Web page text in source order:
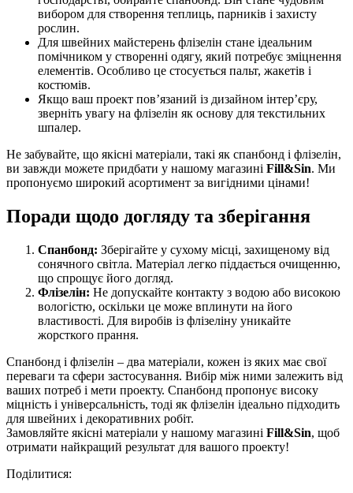
вибором для створення теплиць, парників і захисту
рослин.
Для швейних майстерень флізелін стане ідеальним
помічником у створенні одягу, який потребує зміцнення
елементів. Особливо це стосується пальт, жакетів і
костюмів.
Якщо ваш проект пов’язаний із дизайном інтер’єру,
зверніть увагу на флізелін як основу для текстильних
шпалер.
Не забувайте, що якісні матеріали, такі як спанбонд і флізелін,
ви завжди можете придбати у нашому магазині Fill&Sin. Ми
пропонуємо широкий асортимент за вигідними цінами!
Поради щодо догляду та зберігання
Спанбонд: Зберігайте у сухому місці, захищеному від
сонячного світла. Матеріал легко піддається очищенню,
що спрощує його догляд.
Флізелін: Не допускайте контакту з водою або високою
вологістю, оскільки це може вплинути на його
властивості. Для виробів із флізеліну уникайте
жорсткого прання.
Спанбонд і флізелін – два матеріали, кожен із яких має свої
переваги та сфери застосування. Вибір між ними залежить від
ваших потреб і мети проекту. Спанбонд пропонує високу
міцність і універсальність, тоді як флізелін ідеально підходить
для швейних і декоративних робіт.
Замовляйте якісні матеріали у нашому магазині Fill&Sin, щоб
отримати найкращий результат для вашого проекту!
Поділитися: